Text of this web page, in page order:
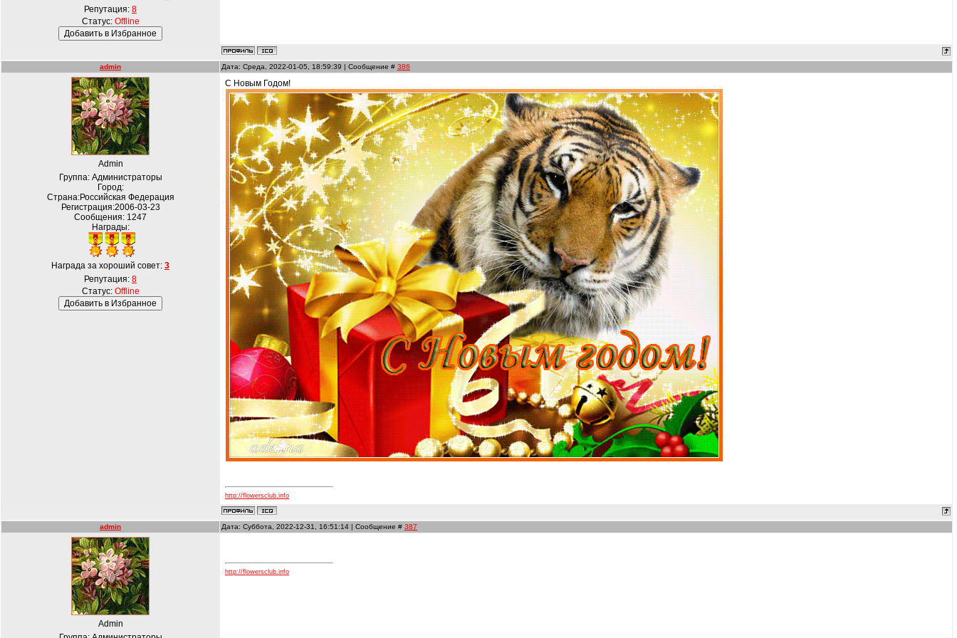
Репутация: 8
Статус: Offline
admin Дата: Среда, 2022-01-05, 18:59:39 | Сообщение # 386
Admin
Группа: Администраторы
Город:
Страна:Российская Федерация
Регистрация:2006-03-23
Сообщения: 1247
Награды:
Награда за хороший совет: 3
Репутация: 8
Статус: Offline
С Новым Годом!
http://flowersclub.info
admin Дата: Суббота, 2022-12-31, 16:51:14 | Сообщение # 387
Admin
http://flowersclub.info